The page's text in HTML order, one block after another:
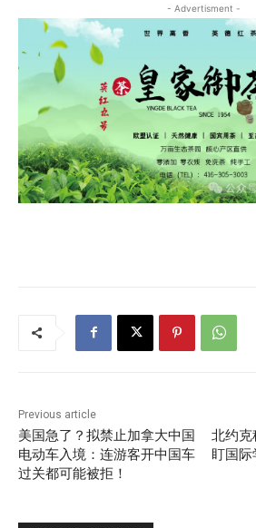
- Advertisment -
Previous article
美国急了？拟禁止加拿大中国
电动车入境：连游客开中国车
过关都可能被拒！
北约克
盯国